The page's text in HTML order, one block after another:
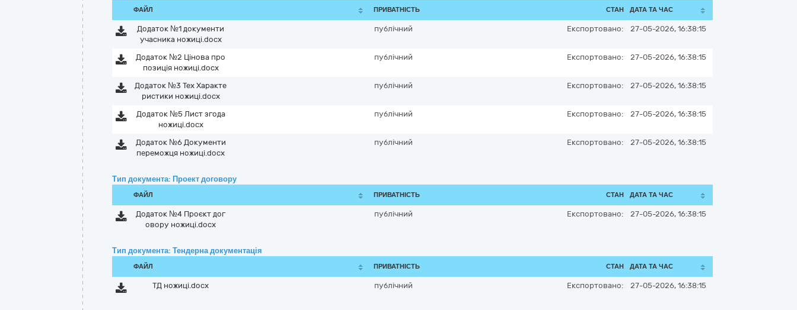
ФАЙЛ ПРИВАТНІСТЬ СТАН ДАТА ТА ЧАС
Додаток №1 документи
учасника ножиці.docx
публічний Експортовано: 27-05-2026, 16:38:15
Додаток №2 Цінова про
позиція ножиці.docx
публічний Експортовано: 27-05-2026, 16:38:15
Додаток №3 Тех Характе
ристики ножиці.docx
публічний Експортовано: 27-05-2026, 16:38:15
Додаток №5 Лист згода
ножиці.docx
публічний Експортовано: 27-05-2026, 16:38:15
Додаток №6 Документи
переможця ножиці.docx
публічний Експортовано: 27-05-2026, 16:38:15
Тип документа: Проект договору
ФАЙЛ ПРИВАТНІСТЬ СТАН ДАТА ТА ЧАС
Додаток №4 Проєкт дог
овору ножиці.docx
публічний Експортовано: 27-05-2026, 16:38:15
Тип документа: Тендерна документація
ФАЙЛ ПРИВАТНІСТЬ СТАН ДАТА ТА ЧАС
ТД ножиці.docx публічний Експортовано: 27-05-2026, 16:38:15